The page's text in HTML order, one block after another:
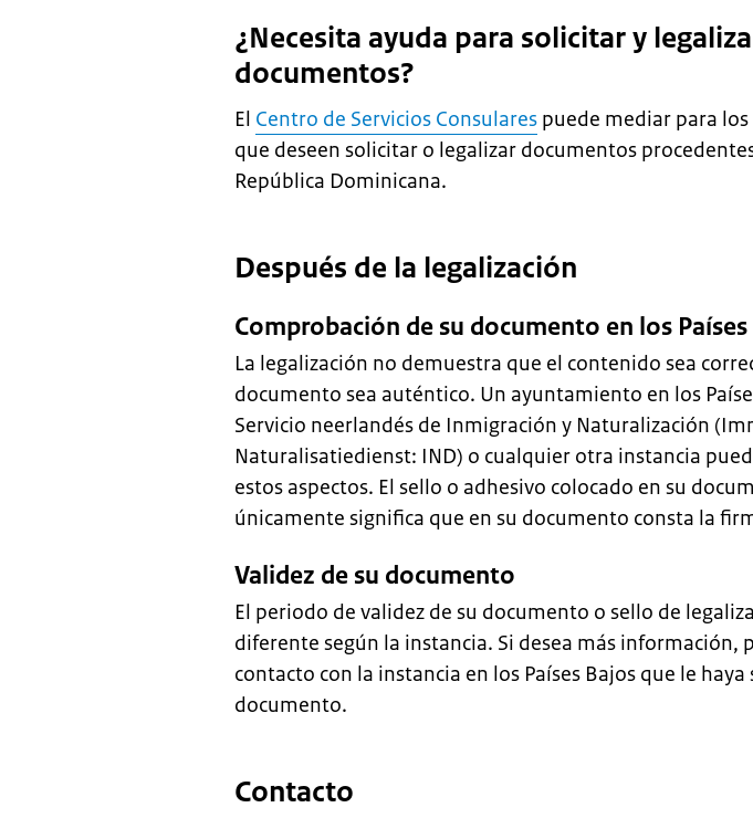
¿Necesita ayuda para solicitar y
documentos?
El Centro de Servicios Consulares puede mediar para
que deseen solicitar o legalizar documentos
República Dominicana.
Después de la legalización
Comprobación de su documento en los
La legalización no demuestra que el contenido sea
documento sea auténtico. Un ayuntamiento en los
Servicio neerlandés de Inmigración y Naturalización
Naturalisatiedienst: IND) o cualquier otra instancia
estos aspectos. El sello o adhesivo colocado en su
únicamente significa que en su documento consta la
Validez de su documento
El periodo de validez de su documento o sello de
diferente según la instancia. Si desea más información,
contacto con la instancia en los Países Bajos que le
documento.
Contacto